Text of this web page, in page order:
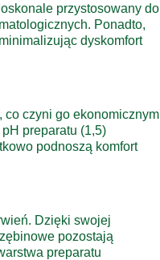
przystosowany do
Ponadto,
dyskomfort
czyni go ekonomicznym
preparatu (1,5)
podnoszą komfort
Dzięki swojej
pozostają
preparatu